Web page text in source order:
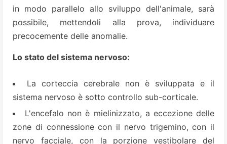
in modo parallelo allo sviluppo dell'animale, sarà
possibile, mettendoli alla prova, individuare
precocemente delle anomalie.
Lo stato del sistema nervoso:
La corteccia cerebrale non è sviluppata e il
sistema nervoso è sotto controllo sub-corticale.
L'encefalo non è mielinizzato, a eccezione delle
zone di connessione con il nervo trigemino, con il
nervo facciale, con la porzione vestibolare del